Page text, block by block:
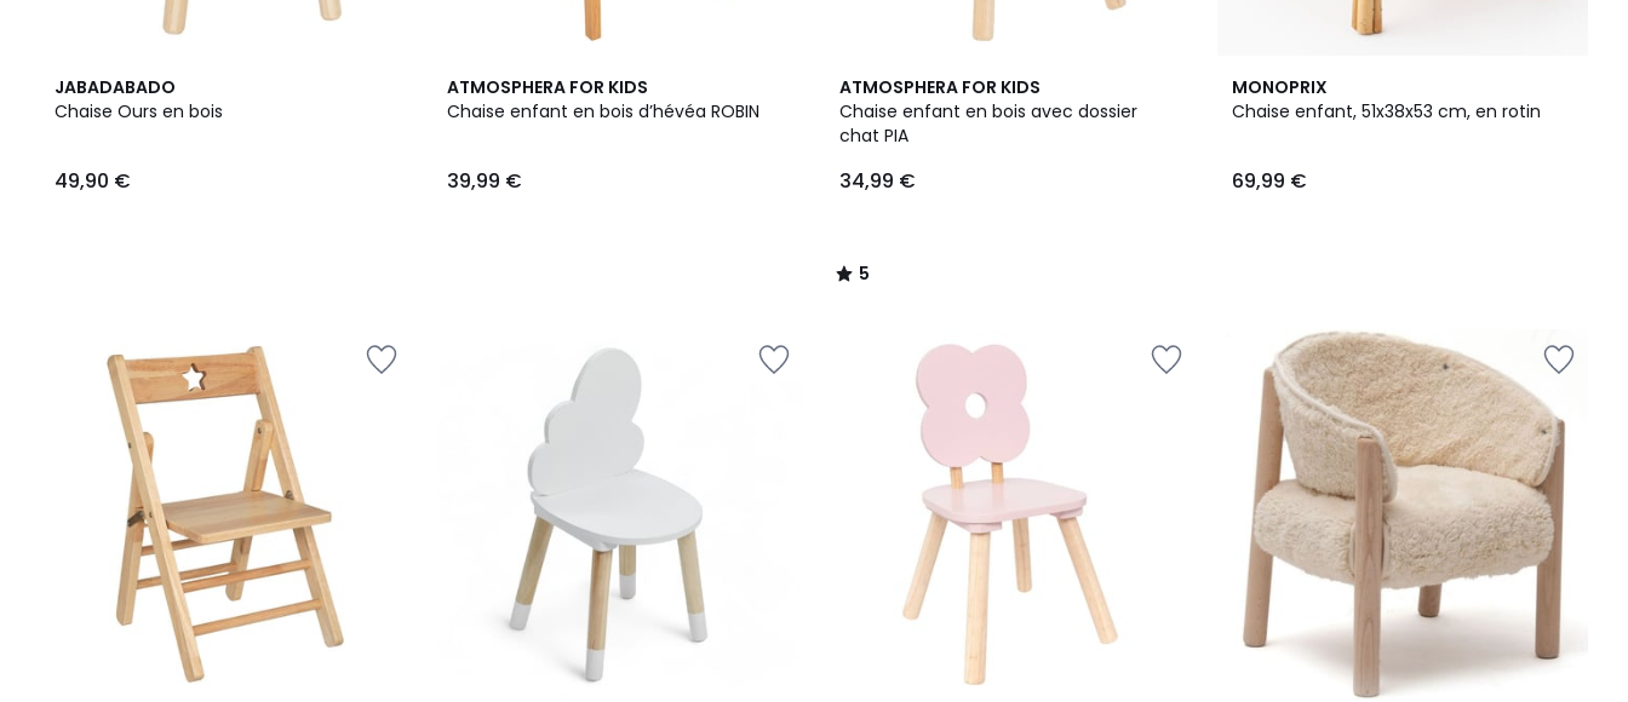
JABADABADO
Chaise Ours en bois
49,90 €
ATMOSPHERA FOR KIDS
Chaise enfant en bois d’hévéa ROBIN
39,99 €
ATMOSPHERA FOR KIDS
Chaise enfant en bois avec dossier
chat PIA
34,99 €
5
/
5
5
/
MONOPRIX
Chaise enfant, 51x38x53 cm, en rotin
69,99 €